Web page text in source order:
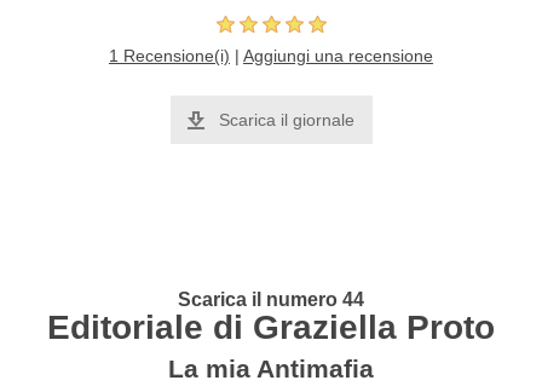
1 Recensione(i) | Aggiungi una recensione
Scarica il giornale
Scarica il numero 44
Editoriale di Graziella Proto
La mia Antimafia